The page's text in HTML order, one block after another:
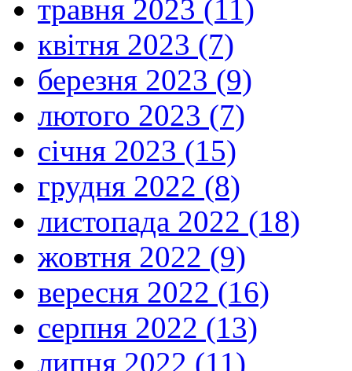
травня 2023 (11)
квітня 2023 (7)
березня 2023 (9)
лютого 2023 (7)
січня 2023 (15)
грудня 2022 (8)
листопада 2022 (18)
жовтня 2022 (9)
вересня 2022 (16)
серпня 2022 (13)
липня 2022 (11)